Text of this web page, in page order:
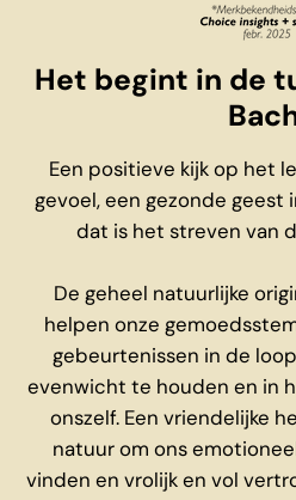
Het begint in de
Een positieve kijk op het
gevoel, een gezonde geest
dat is het streven van
De geheel natuurlijke
helpen onze
gebeurtenissen in de
evenwicht te houden en in
onszelf. Een vriendelijke
natuur om ons
vinden en vrolijk en vol